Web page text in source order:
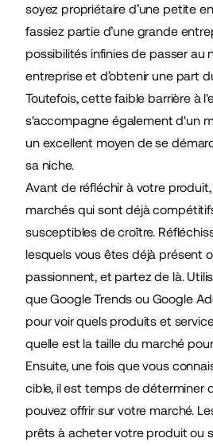
soyez propriétaire d’une petite
fassiez partie d’une grande
possibilités infinies de passer au
entreprise et d’obtenir une part
Toutefois, cette faible barrière à
s'accompagne également d'un
un excellent moyen de se
sa niche.
Avant de réfléchir à votre
marchés qui sont déjà
susceptibles de croître.
lesquels vous êtes déjà présent
passionnent, et partez de là.
que Google Trends ou Google
pour voir quels produits et
quelle est la taille du marché
Ensuite, une fois que vous
cible, il est temps de déterminer
pouvez offrir sur votre marché.
prêts à acheter votre produit ou